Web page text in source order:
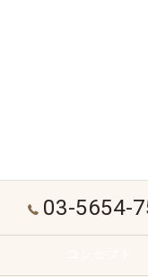
03-5654-